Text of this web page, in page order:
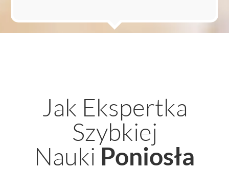
Jak Ekspertka
Szybkiej
Nauki Poniosła